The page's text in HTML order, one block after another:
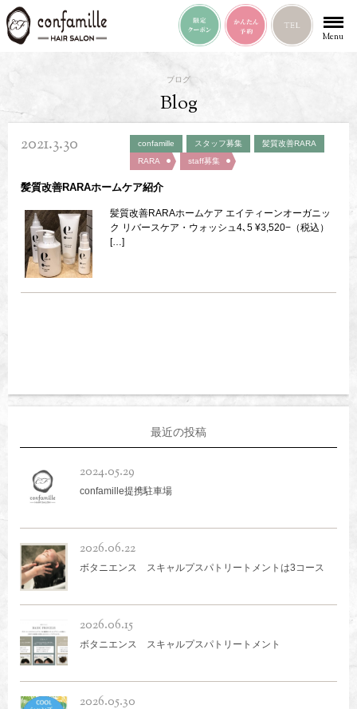
Menu
ブログ
Blog
2021.3.30 confamille スタッフ募集
髪質改善RARA
RARA
staff募集
髪質改善RARAホームケア紹介
髪質改善RARAホームケア エイティーンオーガニッ
ク リバースケア・ウォッシュ4､5 ¥3,520−（税込）
[…]
最近の投稿
2024.05.29
confamille提携駐車場
2026.06.22
ボタニエンス スキャルプスパトリートメントは3コース
2026.06.15
ボタニエンス スキャルプスパトリートメント
2026.05.30